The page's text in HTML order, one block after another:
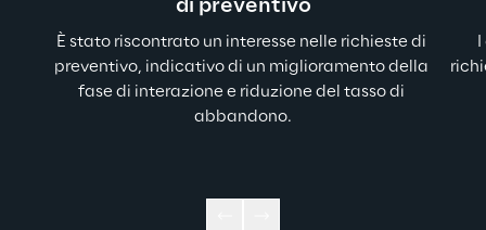
di preventivo
È stato riscontrato un interesse nelle richieste di
preventivo, indicativo di un miglioramento della
fase di interazione e riduzione del tasso di
abbandono.